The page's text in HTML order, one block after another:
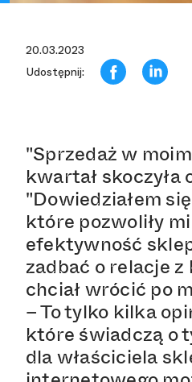
20.03.2023
Udostępnij:
"Sprzedaż w
kwartał skoczyła
"Dowiedziałem
które pozwoliły
efektywność
zadbać o relacje
chciał wrócić po
– To tylko kilka
które świadczą o
dla właściciela